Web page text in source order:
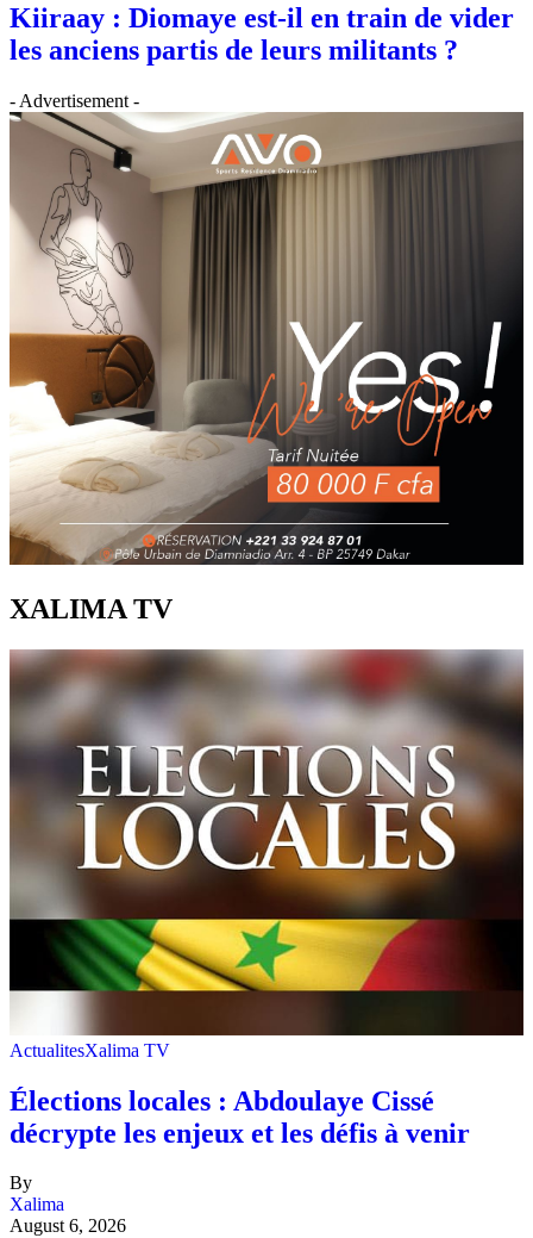
Kiiraay : Diomaye est-il en train de vider
les anciens partis de leurs militants ?
- Advertisement -
XALIMA TV
ActualitesXalima TV
Élections locales : Abdoulaye Cissé
décrypte les enjeux et les défis à venir
By
Xalima
August 6, 2026